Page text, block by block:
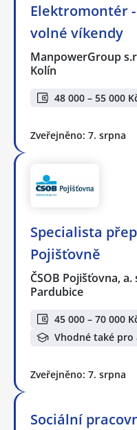
Elektromontér
volné víkendy
ManpowerGroup
Kolín
48 000 – 55 000
Zveřejněno: 7. srpna
Specialista
Pojišťovně
ČSOB Pojišťovna, a.
Pardubice
45 000 – 70 000
Vhodné také pro
Zveřejněno: 7. srpna
Sociální